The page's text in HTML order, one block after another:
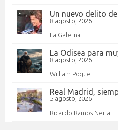
Un nuevo delito
8 agosto, 2026
La Galerna
La Odisea para
8 agosto, 2026
William Pogue
Real Madrid,
5 agosto, 2026
Ricardo Ramos Neira